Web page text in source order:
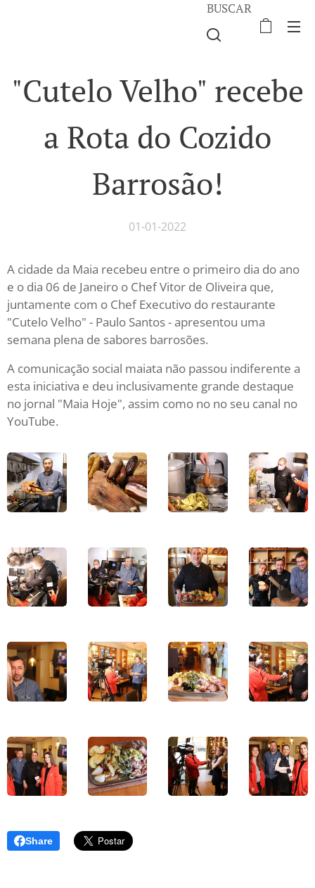
BUSCAR
"Cutelo Velho" recebe
a Rota do Cozido
Barrosão!
01-01-2022
A cidade da Maia recebeu entre o primeiro dia do ano
e o dia 06 de Janeiro o Chef Vitor de Oliveira que,
juntamente com o Chef Executivo do restaurante
"Cutelo Velho" - Paulo Santos - apresentou uma
semana plena de sabores barrosões.
A comunicação social maiata não passou indiferente a
esta iniciativa e deu inclusivamente grande destaque
no jornal "Maia Hoje", assim como no no seu canal no
YouTube.
Share